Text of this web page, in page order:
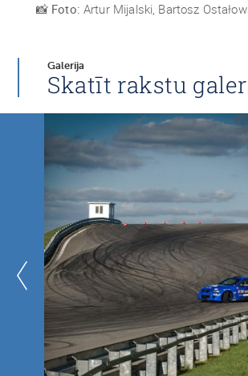
📸 Foto: Artur Mijalski, Bartosz
Galerija
Skatīt rakstu